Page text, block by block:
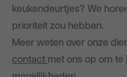
keukendeurtjes? We
prioriteit zou hebben.
Meer weten over onze
contact met ons op om te